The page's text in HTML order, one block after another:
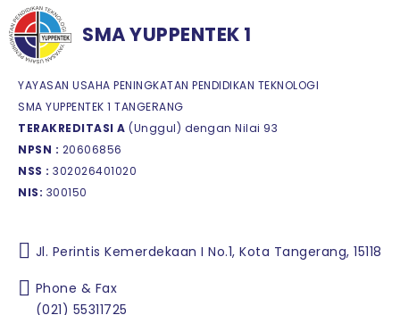
SMA YUPPENTEK 1
YAYASAN USAHA PENINGKATAN PENDIDIKAN TEKNOLOGI
SMA YUPPENTEK 1 TANGERANG
TERAKREDITASI A (Unggul) dengan Nilai 93
NPSN : 20606856
NSS : 302026401020
NIS: 300150
Jl. Perintis Kemerdekaan I No.1, Kota Tangerang, 15118
Phone & Fax
(021) 55311725